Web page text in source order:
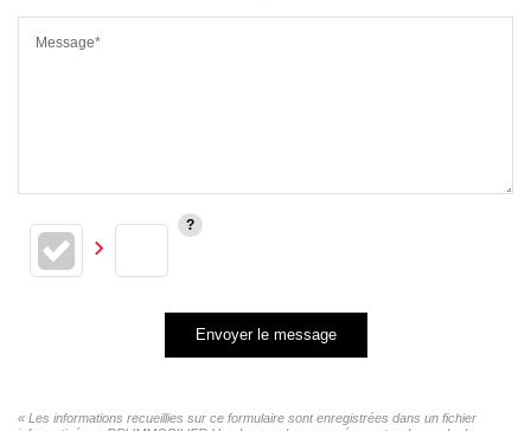
Message*
Envoyer le message
« Les informations recueillies sur ce formulaire sont enregistrées dans un fichier